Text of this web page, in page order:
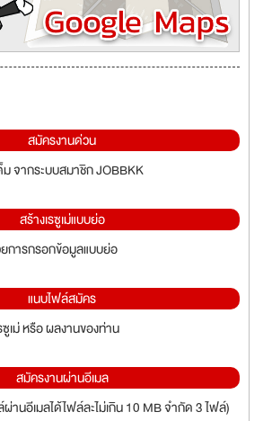
สมัครงานด่วน
ม จากระบบสมาชิก JOBBKK
สร้างเรซูเม่แบบย่อ
การกรอกข้อมูลแบบย่อ
แนบไฟล์สมัคร
เม่ หรือ ผลงานของท่าน
สมัครงานผ่านอีเมล
านอีเมลได้ไฟล์ละไม่เกิน 10 MB จำกัด 3 ไฟล์)